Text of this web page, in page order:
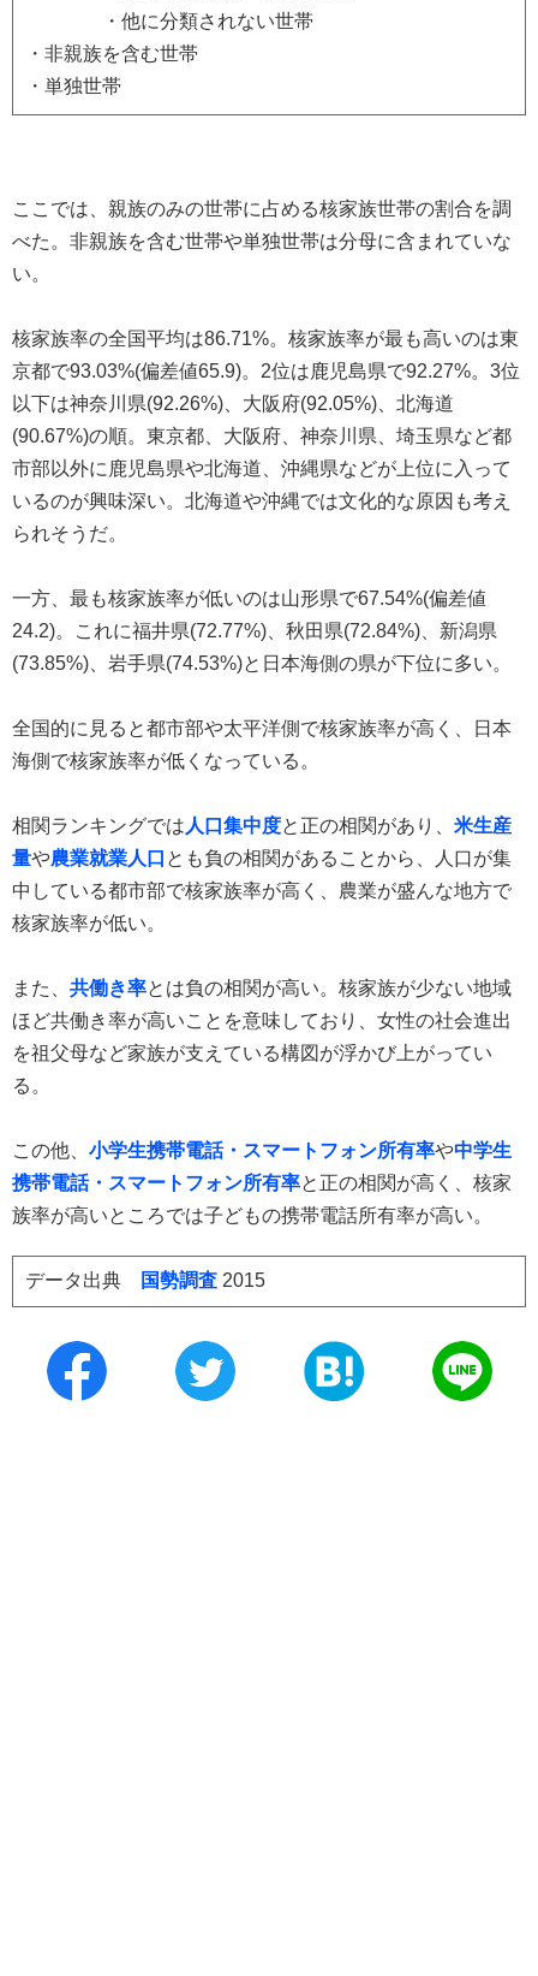
・他に分類されない世帯
・非親族を含む世帯
・単独世帯
ここでは、親族のみの世帯に占める核家族世帯の割合を調
べた。非親族を含む世帯や単独世帯は分母に含まれていな
い。
核家族率の全国平均は86.71%。核家族率が最も高いのは東
京都で93.03%(偏差値65.9)。2位は鹿児島県で92.27%。3位
以下は神奈川県(92.26%)、大阪府(92.05%)、北海道
(90.67%)の順。東京都、大阪府、神奈川県、埼玉県など都
市部以外に鹿児島県や北海道、沖縄県などが上位に入って
いるのが興味深い。北海道や沖縄では文化的な原因も考え
られそうだ。
一方、最も核家族率が低いのは山形県で67.54%(偏差値
24.2)。これに福井県(72.77%)、秋田県(72.84%)、新潟県
(73.85%)、岩手県(74.53%)と日本海側の県が下位に多い。
全国的に見ると都市部や太平洋側で核家族率が高く、日本
海側で核家族率が低くなっている。
相関ランキングでは 人口集中度と正の相関があり、 米生産
量や農業就業人口 とも負の相関があることから、人口が集
中している都市部で核家族率が高く、農業が盛んな地方で
核家族率が低い。
また、 共働き率とは負の相関が高い。核家族が少ない地域
ほど共働き率が高いことを意味しており、女性の社会進出
を祖父母など家族が支えている構図が浮かび上がってい
る。
この他、 小学生携帯電話・スマートフォン所有率や中学生
携帯電話・スマートフォン所有率と正の相関が高く、核家
族率が高いところでは子どもの携帯電話所有率が高い。
データ出典 国勢調査 2015